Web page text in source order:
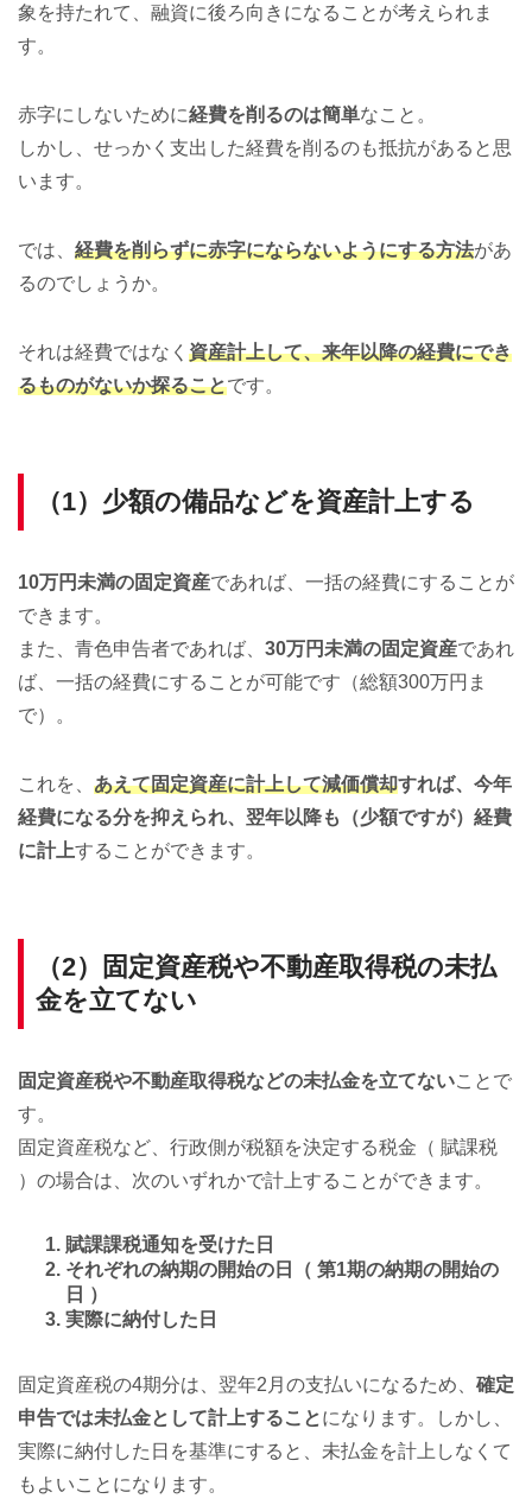
象を持たれて、融資に後ろ向きになることが考えられま
す。
赤字にしないために経費を削るのは簡単なこと。
しかし、せっかく支出した経費を削るのも抵抗があると思
います。
では、 経費を削らずに赤字にならないようにする方法があ
るのでしょうか。
それは経費ではなく 資産計上して、来年以降の経費にでき
るものがないか探ることです。
（1）少額の備品などを資産計上する
10万円未満の固定資産であれば、一括の経費にすることが
できます。
また、青色申告者であれば、 30万円未満の固定資産であれ
ば、一括の経費にすることが可能です（総額300万円ま
で）。
これを、 あえて固定資産に計上して減価償却すれば、今年
経費になる分を抑えられ、翌年以降も（少額ですが）経費
に計上することができます。
（2）固定資産税や不動産取得税の未払
金を立てない
固定資産税や不動産取得税などの未払金を立てないことで
す。
固定資産税など、行政側が税額を決定する税金（ 賦課税
）の場合は、次のいずれかで計上することができます。
賦課課税通知を受けた日
それぞれの納期の開始の日（ 第1期の納期の開始の
日 ）
実際に納付した日
固定資産税の4期分は、翌年2月の支払いになるため、 確定
申告では未払金として計上することになります。しかし、
実際に納付した日を基準にすると、未払金を計上しなくて
もよいことになります。